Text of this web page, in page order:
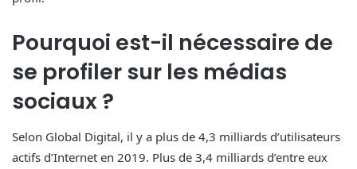
Pourquoi est-il nécessaire de
se profiler sur les médias
sociaux ?
Selon Global Digital, il y a plus de 4,3 milliards d’utilisateurs
actifs d’Internet en 2019. Plus de 3,4 milliards d’entre eux